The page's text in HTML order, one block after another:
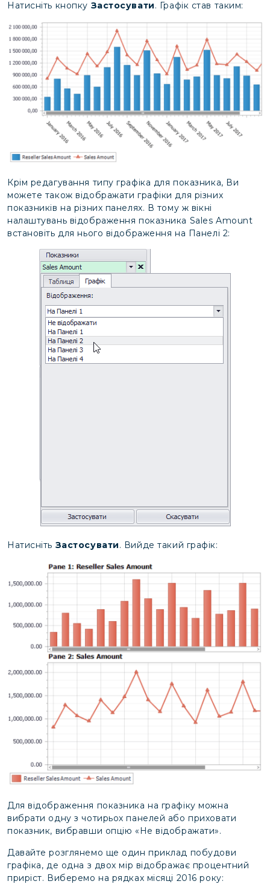
Натисніть кнопку Застосувати. Графік став таким:
Крім редагування типу графіка для показника, Ви
можете також відображати графіки для різних
показників на різних панелях. В тому ж вікні
налаштувань відображення показника Sales Amount
встановіть для нього відображення на Панелі 2:
Натисніть Застосувати. Вийде такий графік:
Для відображення показника на графіку можна
вибрати одну з чотирьох панелей або приховати
показник, вибравши опцію «Не відображати».
Давайте розглянемо ще один приклад побудови
графіка, де одна з двох мір відображає процентний
приріст. Виберемо на рядках місяці 2016 року: